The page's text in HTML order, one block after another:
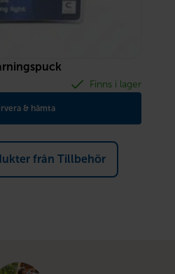
Finns i lager
& hämta
från Tillbehör